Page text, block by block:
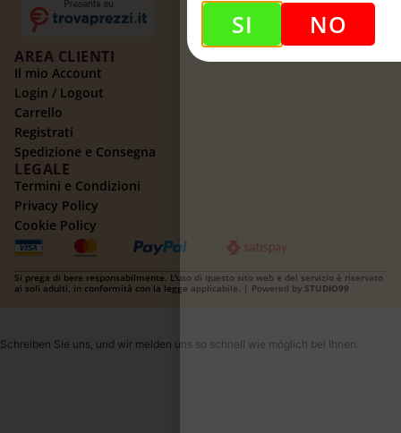
AREA CLIENTI
Il mio Account
Login / Logout
Carrello
Registrati
Spedizione e Consegna
LEGALE
Termini e Condizioni
Privacy Policy
Cookie Policy
Si prega di bere responsabilmente. L'uso di questo sito web e del servizio è riservato
ai soli adulti, in conformità con la legge applicabile. | Powered by STUDIO99
Schreiben Sie uns, und wir melden uns so schnell wie möglich bei Ihnen.
SI NO